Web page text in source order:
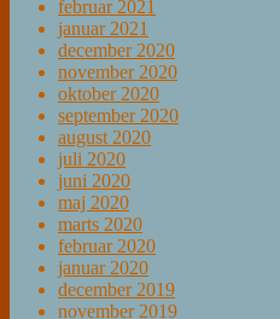
februar 2021
januar 2021
december 2020
november 2020
oktober 2020
september 2020
august 2020
juli 2020
juni 2020
maj 2020
marts 2020
februar 2020
januar 2020
december 2019
november 2019